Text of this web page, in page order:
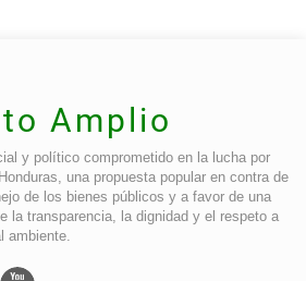
Amplio
y político comprometido en la lucha por
una propuesta popular en contra de
de los bienes públicos y a favor de una
la transparencia, la dignidad y el respeto a
ambiente.